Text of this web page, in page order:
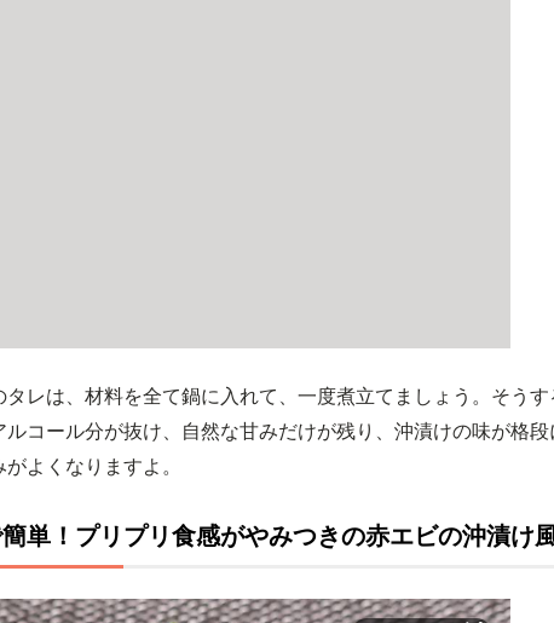
タレは、材料を全て鍋に入れて、一度煮立てましょう。そう
ルコール分が抜け、自然な甘みだけが残り、沖漬けの味が格
がよくなりますよ。
単！プリプリ食感がやみつきの赤エビの沖漬け